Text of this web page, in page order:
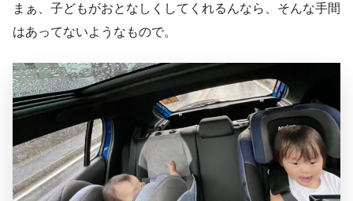
まぁ、子どもがおとなしくしてくれるんなら、そんな手間
はあってないようなもので。